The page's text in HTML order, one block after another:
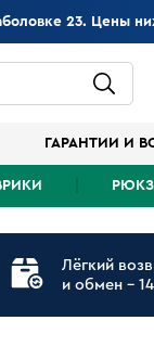
23. Цены
ГАРАНТИИ И
Лёгкий
и обмен -